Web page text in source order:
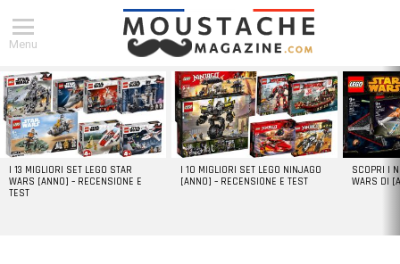
Menu
DERNIERS
ARTICLES
I 13 MIGLIORI SET LEGO STAR
WARS [ANNO] – RECENSIONE E
TEST
I 10 MIGLIORI SET LEGO NINJAGO
[ANNO] – RECENSIONE E TEST
SCOPRI I
WARS DI